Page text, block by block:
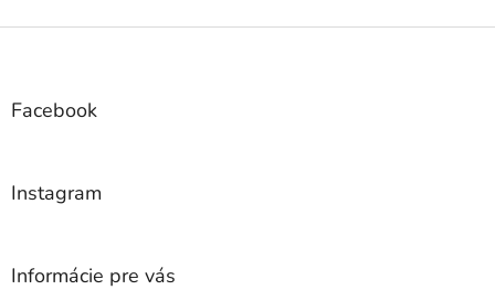
Z
Facebook
Instagram
Informácie pre vás